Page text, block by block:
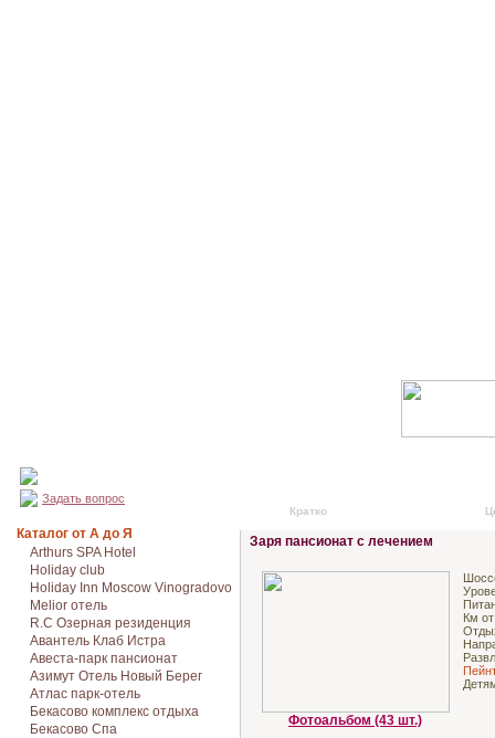
Задать вопрос
Каталог от А до Я
Arthurs SPA Hotel
Holiday club
Holiday Inn Moscow Vinogradovo
Melior отель
R.C Озерная резиденция
Авантель Клаб Истра
Авеста-парк пансионат
Азимут Отель Новый Берег
Атлас парк-отель
Бекасово комплекс отдыха
Бекасово Спа
Кратко
Заря пансионат с лечением
Фотоальбом (43 шт.)
Км